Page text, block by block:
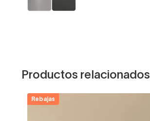
Productos relacionados
Rebajas